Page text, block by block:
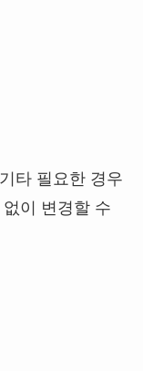
타 필요한 경우
이 변경할 수